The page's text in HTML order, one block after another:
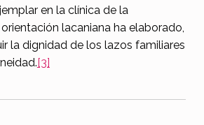
en la clínica de la
lacaniana ha elaborado,
la dignidad de los lazos familiares
[3]